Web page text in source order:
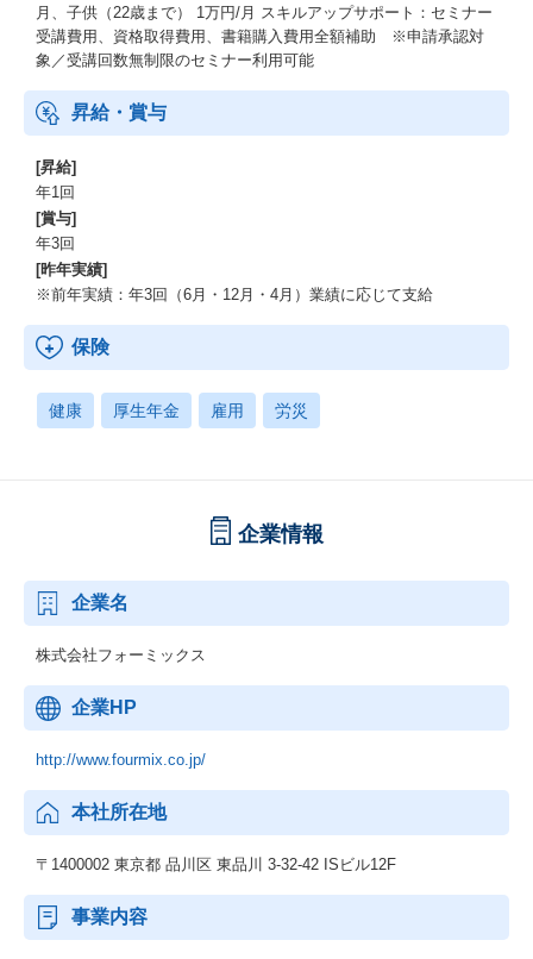
月、子供（22歳まで） 1万円/月 スキルアップサポート：セミナー
受講費用、資格取得費用、書籍購入費用全額補助 ※申請承認対
象／受講回数無制限のセミナー利用可能
昇給・賞与
[昇給]
年1回
[賞与]
年3回
[昨年実績]
※前年実績：年3回（6月・12月・4月）業績に応じて支給
保険
健康 厚生年金 雇用 労災
企業情報
企業名
株式会社フォーミックス
企業HP
http://www.fourmix.co.jp/
本社所在地
〒1400002 東京都 品川区 東品川 3-32-42 ISビル12F
事業内容